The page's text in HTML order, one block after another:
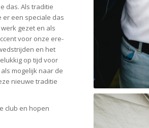
das. Als traditie
er een speciale das
gezet en als
voor onze ere-
en het
op tijd voor
mogelijk naar de
nieuwe traditie
club en hopen